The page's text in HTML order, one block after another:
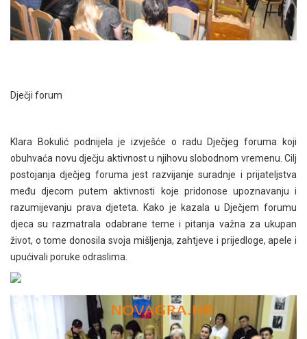
Dječji forum
Klara Bokulić podnijela je izvješće o radu Dječjeg foruma koji
obuhvaća novu dječju aktivnost u njihovu slobodnom vremenu. Cilj
postojanja dječjeg foruma jest razvijanje suradnje i prijateljstva
među djecom putem aktivnosti koje pridonose upoznavanju i
razumijevanju prava djeteta. Kako je kazala u Dječjem forumu
djeca su razmatrala odabrane teme i pitanja važna za ukupan
život, o tome donosila svoja mišljenja, zahtjeve i prijedloge, apele i
upućivali poruke odraslima.